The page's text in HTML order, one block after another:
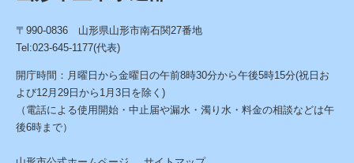
〒990-0836 山形県山形市南石関27番地
Tel:023-645-1177(代表)
開庁時間：月曜日から金曜日の午前8時30分から午後5時15分(祝日お
よび12月29日から1月3日を除く)
（電話による使用開始・中止届や漏水・濁り水・料金の相談などは午
後6時まで）